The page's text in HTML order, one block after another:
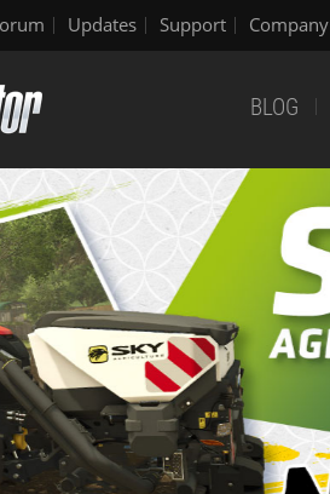
Updates Support Company
BLOG